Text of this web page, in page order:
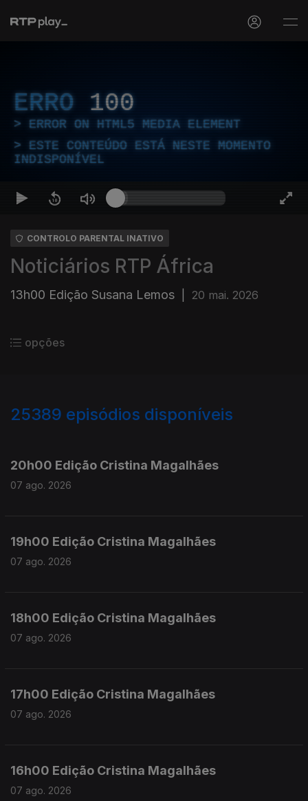
ERRO 100
ERROR ON HTML5 MEDIA ELEMENT
ESTE CONTEÚDO ESTÁ NESTE MOMENTO
INDISPONÍVEL
CONTROLO PARENTAL INATIVO
Noticiários RTP África
13h00 Edição Susana Lemos 20 mai. 2026
opções
25389 episódios disponíveis
20h00 Edição Cristina Magalhães
07 ago. 2026
19h00 Edição Cristina Magalhães
07 ago. 2026
18h00 Edição Cristina Magalhães
07 ago. 2026
17h00 Edição Cristina Magalhães
07 ago. 2026
16h00 Edição Cristina Magalhães
07 ago. 2026